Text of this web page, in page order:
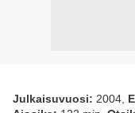
Julkaisuvuosi: 2004,